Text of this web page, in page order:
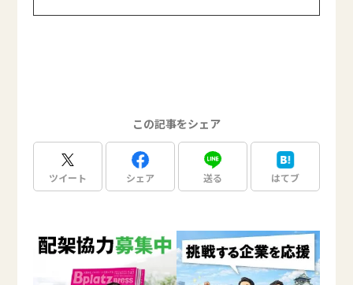
この記事をシェア
ツイート シェア 送る はてブ